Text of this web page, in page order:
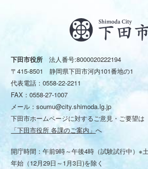
下田市役所 法人番号:8000020222194
〒415-8501 静岡県下田市河内101番地の1
代表電話：0558-22-2211
FAX：0558-27-1007
メール：soumu@city.shimoda.lg.jp
下田市ホームページに対するご意見・ご要望は
「下田市役所 各課のご案内」へ
開庁時間：午前9時～午後4時（試験試行中）※
年始（12月29日～1月3日)を除く